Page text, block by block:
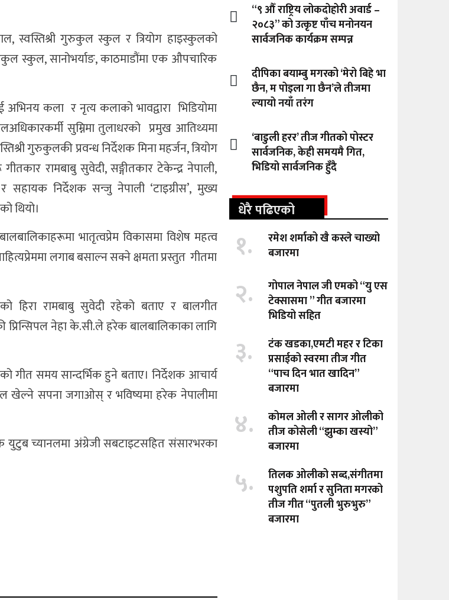
स्वस्तिश्री गुरुकुल स्कुल र त्रियोग हाइस्कुलको
स्कुल, सानोभर्याङ, काठमाडौंमा एक औपचारिक
कला र नृत्य कलाको भावद्वारा भिडियोमा
सुम्निमा तुलाधरको प्रमुख आतिथ्यमा
गुरुकुलकी प्रवन्ध निर्देशक मिना महर्जन, त्रियोग
रामबाबु सुवेदी, सङ्गीतकार टेकेन्द्र नेपाली,
र सहायक निर्देशक सन्जु नेपाली ‘टाइग्रीस’, मुख्य
थियो।
भातृत्वप्रेम विकासमा विशेष महत्व
लगाब बसाल्न सक्ने क्षमता प्रस्तुत गीतमा
हिरा रामबाबु सुवेदी रहेको बताए र बालगीत
नेहा के.सी.ले हरेक बालबालिकाका लागि
गीत समय सान्दर्भिक हुने बताए। निर्देशक आचार्य
खेल्ने सपना जगाओस् र भविष्यमा हरेक नेपालीमा
युटुब च्यानलमा अंग्रेजी सबटाइटसहित संसारभरका
“९ औँ राष्ट्रिय लोकदोहोरी अवार्ड –
२०८३” को उत्कृष्ट पाँच मनोनयन
सार्वजनिक कार्यक्रम सम्पन्न
दीपिका बयाम्बु मगरको ‘मेरो बिहे भा
छैन, म पोइला गा छैन’ले तीजमा
ल्यायो नयाँ तरंग
‘बाडुली हरर’ तीज गीतको पोस्टर
सार्वजनिक, केही समयमै गित,
भिडियो सार्वजनिक हुँदै
धेरै पढिएको
१.
रमेश शर्माको खै कस्ले चाख्यो
बजारमा
२.
गोपाल नेपाल जी एमको “यु एस
टेक्सासमा ” गीत बजारमा
भिडियो सहित
३.
टंक खडका,एमटी महर र टिका
प्रसाईको स्वरमा तीज गीत
“पाच दिन भात खादिन”
बजारमा
४.
कोमल ओली र सागर ओलीको
तीज कोसेली “झुम्का खस्यो”
बजारमा
५.
तिलक ओलीको सब्द,संगीतमा
पशुपति शर्मा र सुनिता मगरको
तीज गीत “पुतली भुरुभुरु”
बजारमा